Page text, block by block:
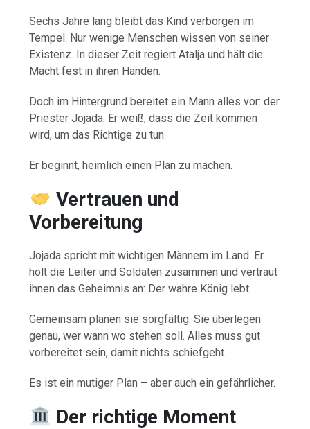
Sechs Jahre lang bleibt das Kind verborgen im
Tempel. Nur wenige Menschen wissen von seiner
Existenz. In dieser Zeit regiert Atalja und hält die
Macht fest in ihren Händen.
Doch im Hintergrund bereitet ein Mann alles vor: der
Priester Jojada. Er weiß, dass die Zeit kommen
wird, um das Richtige zu tun.
Er beginnt, heimlich einen Plan zu machen.
Vertrauen und
Vorbereitung
Jojada spricht mit wichtigen Männern im Land. Er
holt die Leiter und Soldaten zusammen und vertraut
ihnen das Geheimnis an: Der wahre König lebt.
Gemeinsam planen sie sorgfältig. Sie überlegen
genau, wer wann wo stehen soll. Alles muss gut
vorbereitet sein, damit nichts schiefgeht.
Es ist ein mutiger Plan – aber auch ein gefährlicher.
Der richtige Moment